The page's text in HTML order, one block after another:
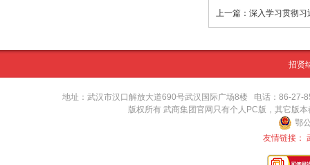
招贤
地址：武汉市汉口解放大道690号武汉国际广场8楼 电话：86-
版权所有 武商集团官网只有个人PC版，其它版
鄂
友情链接：